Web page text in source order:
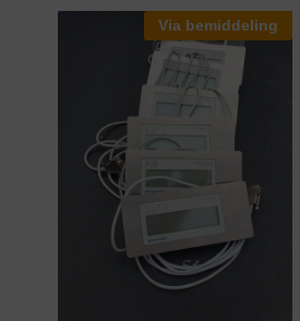
Via bemiddeling